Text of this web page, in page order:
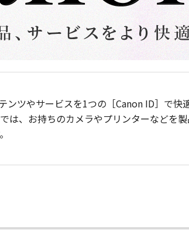
ツやサービスを1つの［Canon ID］で快
は、お持ちのカメラやプリンターなどを